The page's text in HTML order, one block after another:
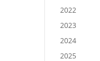
2022
2023
2024
2025